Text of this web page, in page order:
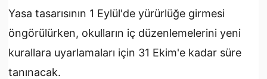
Yasa tasarısının 1 Eylül'de yürürlüğe girmesi
öngörülürken, okulların iç düzenlemelerini yeni
kurallara uyarlamaları için 31 Ekim'e kadar süre
tanınacak.